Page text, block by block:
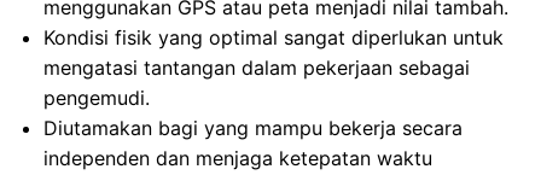
menggunakan GPS atau peta menjadi nilai tambah.
Kondisi fisik yang optimal sangat diperlukan untuk
mengatasi tantangan dalam pekerjaan sebagai
pengemudi.
Diutamakan bagi yang mampu bekerja secara
independen dan menjaga ketepatan waktu